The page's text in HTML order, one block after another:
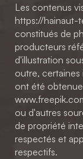
Les contenus
https://hainaut-
constitués de
producteurs
d'illustration
outre,
ont été
ou d'autres
de propriété
respectés et
respectifs.